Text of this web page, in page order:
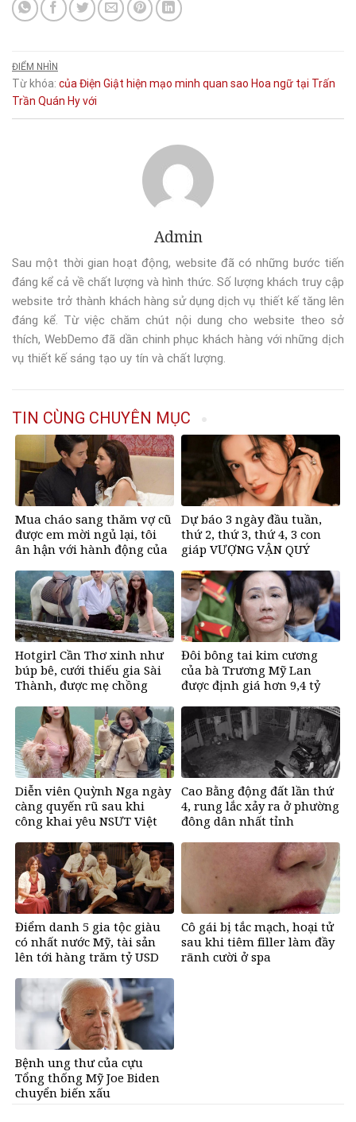
ĐIỂM NHÌN
Từ khóa: củaĐiện Giật hiện mạo minh quan sao Hoa ngữ tại Trấn
Trần Quán Hyvới
Admin
Sau một thời gian hoạt động, website đã có những bước tiến
đáng kể cả về chất lượng và hình thức. Số lượng khách truy cập
website trở thành khách hàng sử dụng dịch vụ thiết kế tăng lên
đáng kể. Từ việc chăm chút nội dung cho website theo sở
thích, WebDemo đã dần chinh phục khách hàng với những dịch
vụ thiết kế sáng tạo uy tín và chất lượng.
TIN CÙNG CHUYÊN MỤC
Mua cháo sang thăm vợ cũ
được em mời ngủ lại, tôi
ân hận với hành động của
Dự báo 3 ngày đầu tuần,
thứ 2, thứ 3, thứ 4, 3 con
giáp VƯỢNG VẬN QUÝ
có tiền, bước chân về nhà
ngập vàng, sung sướng
như Tiên
Hotgirl Cần Thơ xinh như
búp bê, cưới thiếu gia Sài
Thành, được mẹ chồng
Đôi bông tai kim cương
của bà Trương Mỹ Lan
được định giá hơn 9,4 tỷ
Diễn viên Quỳnh Nga ngày
càng quyến rũ sau khi
công khai yêu NSƯT Việt
Cao Bằng động đất lần thứ
4, rung lắc xảy ra ở phường
đông dân nhất tỉnh
Điểm danh 5 gia tộc giàu
có nhất nước Mỹ, tài sản
lên tới hàng trăm tỷ USD
Cô gái bị tắc mạch, hoại tử
sau khi tiêm filler làm đầy
rãnh cười ở spa
Bệnh ung thư của cựu
Tổng thống Mỹ Joe Biden
chuyển biến xấu